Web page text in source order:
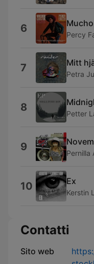
6 Percy
7 Mitt
Petra
8 Petter
9 Pernilla
10 Ex
Kerstin
Contatti
Sito web